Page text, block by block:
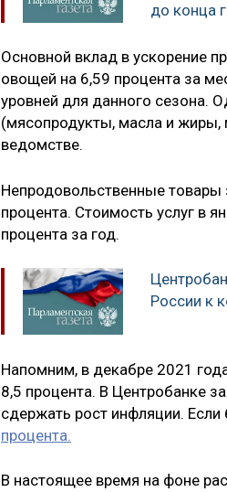
до конца
Основной вклад в ускорение
овощей на 6,59 процента за
уровней для данного сезона.
(мясопродукты, масла и жиры,
ведомстве.
Непродовольственные товары
процента. Стоимость услуг в
процента за год.
России к
Напомним, в декабре 2021
8,5 процента. В Центробанке
сдержать рост инфляции. Если
процента.
В настоящее время на фоне